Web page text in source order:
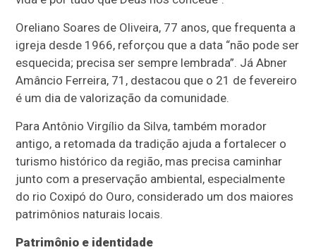
Oreliano Soares de Oliveira, 77 anos, que frequenta a
igreja desde 1966, reforçou que a data “não pode ser
esquecida; precisa ser sempre lembrada”. Já Abner
Amâncio Ferreira, 71, destacou que o 21 de fevereiro
é um dia de valorização da comunidade.
Para Antônio Virgílio da Silva, também morador
antigo, a retomada da tradição ajuda a fortalecer o
turismo histórico da região, mas precisa caminhar
junto com a preservação ambiental, especialmente
do rio Coxipó do Ouro, considerado um dos maiores
patrimônios naturais locais.
Patrimônio e identidade